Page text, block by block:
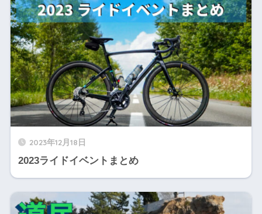
2023年12月18日
2023ライドイベントまとめ